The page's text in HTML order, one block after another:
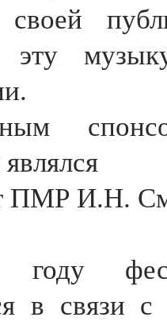
эту
ПМР И.Н.
в связи с